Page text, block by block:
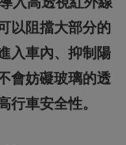
以阻擋大部分的
入車內、抑制陽
會妨礙玻璃的透
行車安全性。